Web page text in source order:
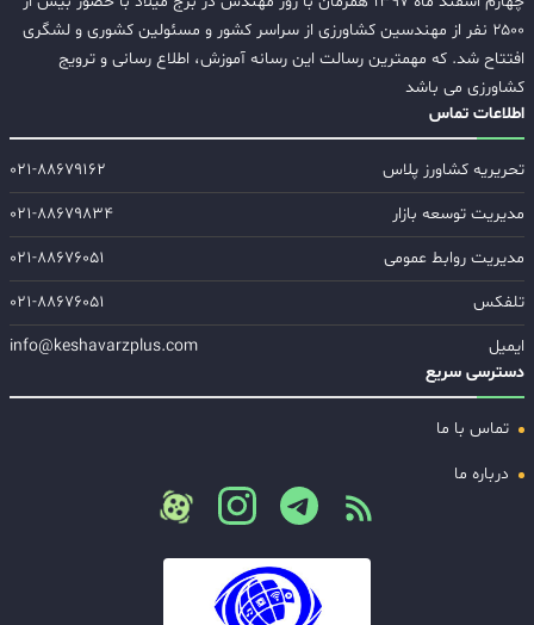
۲۵۰۰ نفر از مهندسین کشاورزی از سراسر کشور و مسئولین کشوری و لشگری
افتتاح شد. که مهمترین رسالت این رسانه آموزش، اطلاع رسانی و ترویج
کشاورزی می باشد
اطلاعات تماس
تحریریه کشاورز پلاس
۰۲۱-۸۸۶۷۹۱۶۲
مدیریت توسعه بازار
۰۲۱-۸۸۶۷۹۸۳۴
مدیریت روابط عمومی
۰۲۱-۸۸۶۷۶۰۵۱
تلفکس
۰۲۱-۸۸۶۷۶۰۵۱
ایمیل
info@keshavarzplus.com
دسترسی سریع
تماس با ما
درباره ما